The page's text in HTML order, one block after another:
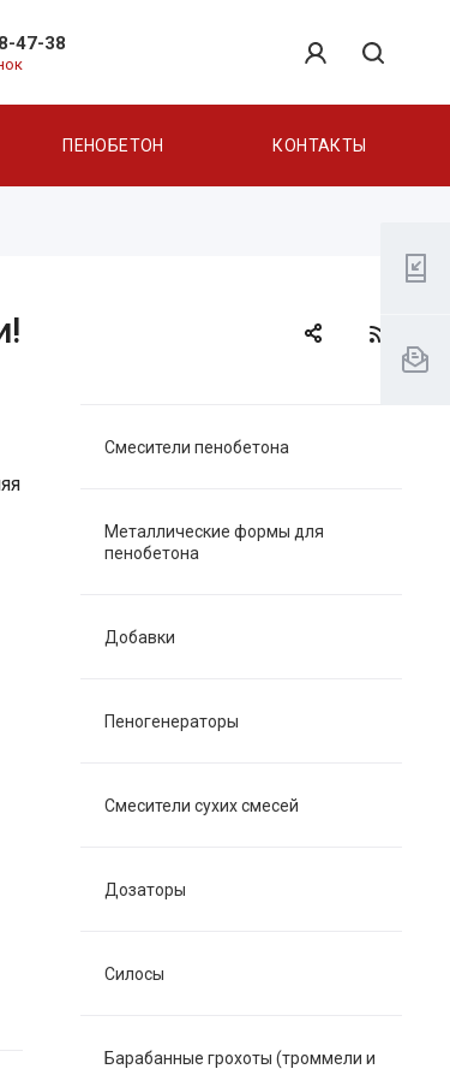
47-38
ПЕНОБЕТОН КОНТАКТЫ
Смесители пенобетона
Металлические формы для
пенобетона
Добавки
Пеногенераторы
Смесители сухих смесей
Дозаторы
Силосы
Барабанные грохоты (троммели и